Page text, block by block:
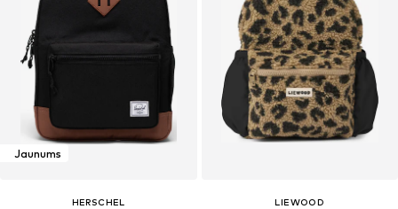
Jaunums
HERSCHEL
LIEWOOD